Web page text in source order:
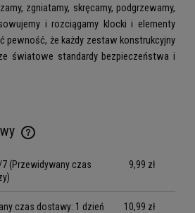
zgniatamy, skręcamy, podgrzewamy,
i rozciągamy klocki i elementy
pewność, że każdy zestaw konstrukcyjny
światowe standardy bezpieczeństwa i
kosztów płatności
7 (Przewidywany czas
9,99 zł
czas dostawy: 1 dzień
10,99 zł